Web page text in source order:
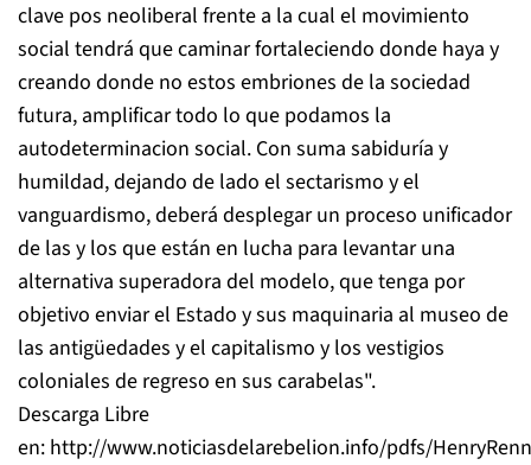
clave pos neoliberal frente a la cual el movimiento
social tendrá que caminar fortaleciendo donde haya y
creando donde no estos embriones de la sociedad
futura, amplificar todo lo que podamos la
autodeterminacion social. Con suma sabiduría y
humildad, dejando de lado el sectarismo y el
vanguardismo, deberá desplegar un proceso unificador
de las y los que están en lucha para levantar una
alternativa superadora del modelo, que tenga por
objetivo enviar el Estado y sus maquinaria al museo de
las antigüedades y el capitalismo y los vestigios
coloniales de regreso en sus carabelas".
Descarga Libre
en: http://www.noticiasdelarebelion.info/pdfs/